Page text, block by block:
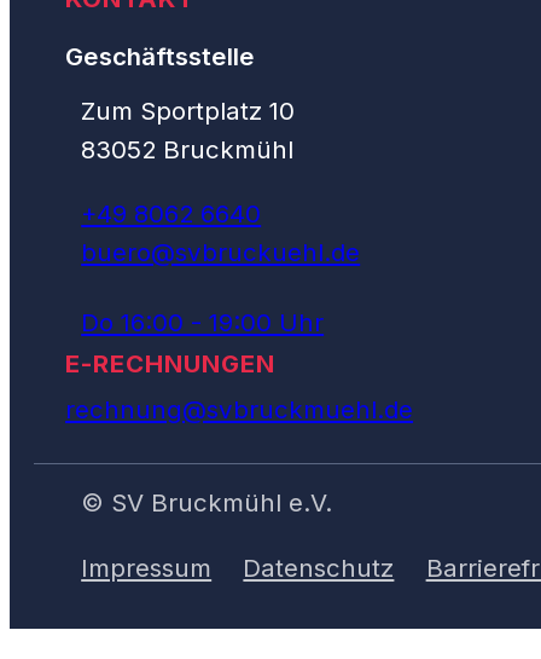
Geschäftsstelle
Zum Sportplatz 10
83052 Bruckmühl
+49 8062 6640
buero@svbruckuehl.de
Do 16:00 - 19:00 Uhr
E-RECHNUNGEN
rechnung@svbruckmuehl.de
© SV Bruckmühl e.V.
Impressum Datenschutz